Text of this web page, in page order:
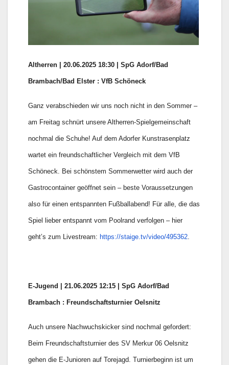
Altherren | 20.06.2025 18:30 | SpG Adorf/Bad
Brambach/Bad Elster : VfB Schöneck
Ganz verabschieden wir uns noch nicht in den Sommer –
am Freitag schnürt unsere Altherren-Spielgemeinschaft
nochmal die Schuhe! Auf dem Adorfer Kunstrasenplatz
wartet ein freundschaftlicher Vergleich mit dem VfB
Schöneck. Bei schönstem Sommerwetter wird auch der
Gastrocontainer geöffnet sein – beste Voraussetzungen
also für einen entspannten Fußballabend! Für alle, die das
Spiel lieber entspannt vom Poolrand verfolgen – hier
geht’s zum Livestream: https://staige.tv/video/495362.
E-Jugend | 21.06.2025 12:15 | SpG Adorf/Bad
Brambach : Freundschaftsturnier Oelsnitz
Auch unsere Nachwuchskicker sind nochmal gefordert:
Beim Freundschaftsturnier des SV Merkur 06 Oelsnitz
gehen die E-Junioren auf Torejagd. Turnierbeginn ist um